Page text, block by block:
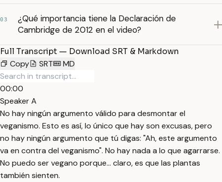
03
¿Qué importancia tiene la Declaración de
Cambridge de 2012 en el video?
Full Transcript — Download SRT & Markdown
Copy
SRT MD
00:00
Speaker A
No hay ningún argumento válido para desmontar el
veganismo. Esto es así, lo único que hay son excusas, pero
no hay ningún argumento que tú digas: "Ah, este argumento
va en contra del veganismo". No hay nada a lo que agarrarse.
No puedo ser vegano porque... claro, es que las plantas
también sienten.